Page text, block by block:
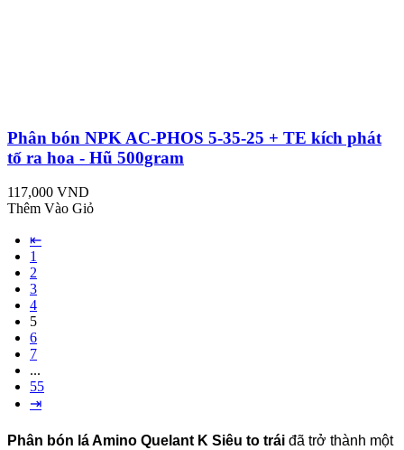
Phân bón NPK AC-PHOS 5-35-25 + TE kích phát
tố ra hoa - Hũ 500gram
117,000 VND
Thêm Vào Giỏ
⇤
1
2
3
4
5
6
7
...
55
⇥
Phân bón lá Amino Quelant K Siêu to trái đã trở thành một